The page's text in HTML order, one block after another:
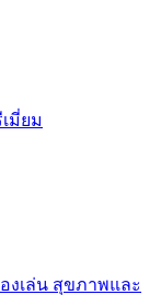
มี่ยม
งเล่น สุขภาพและ